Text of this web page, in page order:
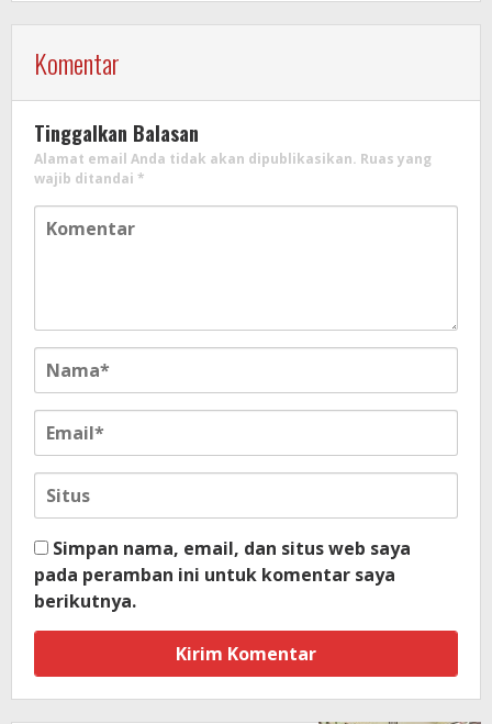
Komentar
Tinggalkan Balasan
Alamat email Anda tidak akan dipublikasikan. Ruas yang
wajib ditandai *
Simpan nama, email, dan situs web saya
pada peramban ini untuk komentar saya
berikutnya.